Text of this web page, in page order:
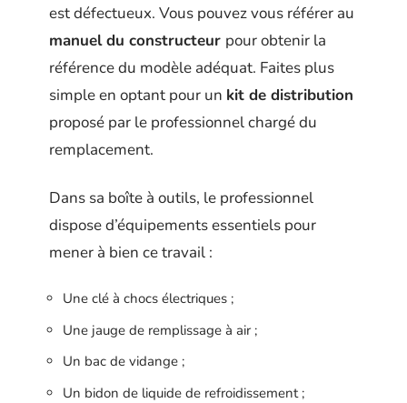
est défectueux. Vous pouvez vous référer au
manuel du constructeur pour obtenir la
référence du modèle adéquat. Faites plus
simple en optant pour un kit de distribution
proposé par le professionnel chargé du
remplacement.
Dans sa boîte à outils, le professionnel
dispose d’équipements essentiels pour
mener à bien ce travail :
Une clé à chocs électriques ;
Une jauge de remplissage à air ;
Un bac de vidange ;
Un bidon de liquide de refroidissement ;